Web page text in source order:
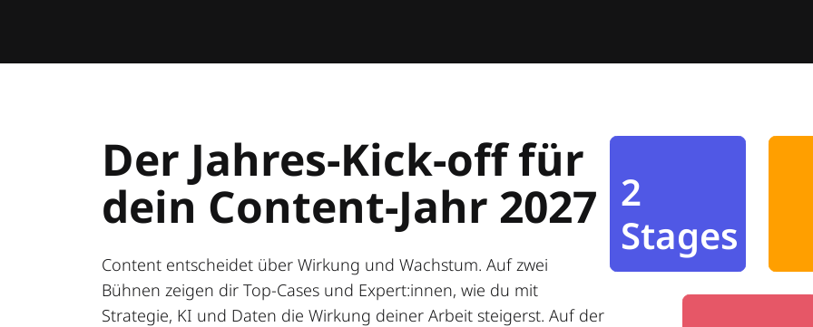
Der Jahres-Kick-off für
dein Content-Jahr 2027
Content entscheidet über Wirkung und Wachstum. Auf zwei
Bühnen zeigen dir Top-Cases und Expert:innen, wie du mit
Strategie, KI und Daten die Wirkung deiner Arbeit steigerst. Auf der
2
Stages